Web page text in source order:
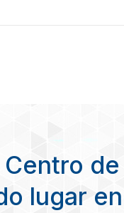
Centro
lugar